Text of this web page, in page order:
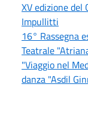
XV edizione del
Impullitti
16° Rassegna
Teatrale
"Viaggio nel
danza "Asdil